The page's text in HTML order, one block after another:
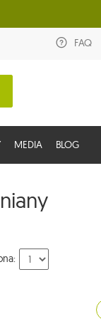
FAQ
MEDIA BLOG